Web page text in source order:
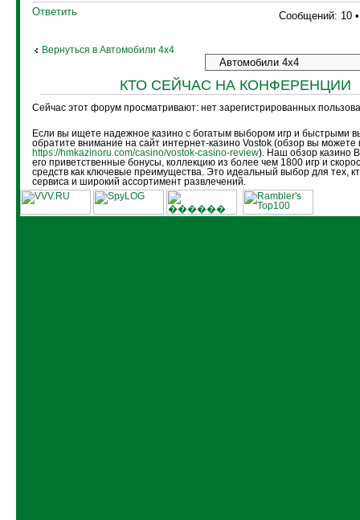
Ответить
Сообщений: 10
Вернуться в Автомобили 4х4
КТО СЕЙЧАС НА КОНФЕРЕНЦИИ
Сейчас этот форум просматривают: нет зарегистрированных
Если вы ищете надежное казино с богатым выбором игр и быстрыми
обратите внимание на сайт интернет-казино Vostok (обзор вы можете
https://hmkazinoru.com/casino/vostok-casino-review). Наш обзор казино
его приветственные бонусы, коллекцию из более чем 1800 игр и
средств как ключевые преимущества. Это идеальный выбор для тех,
сервиса и широкий ассортимент развлечений.